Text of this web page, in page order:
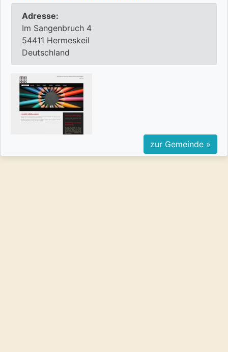
Adresse:
Im Sangenbruch 4
54411 Hermeskeil
Deutschland
zur Gemeinde »